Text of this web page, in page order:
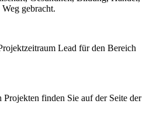
gebracht.
Lead für den Bereich
finden Sie auf der Seite der